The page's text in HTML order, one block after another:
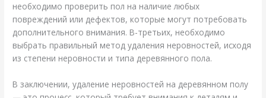
необходимо проверить пол на наличие любых
повреждений или дефектов, которые могут потребовать
дополнительного внимания. В-третьих, необходимо
выбрать правильный метод удаления неровностей, исходя
из степени неровности и типа деревянного пола.
В заключении, удаление неровностей на деревянном полу